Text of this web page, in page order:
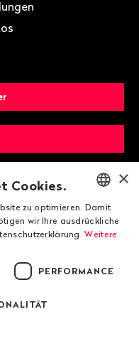
ENGLISH
DEUTSCH
×
Cookies.
zu optimieren. Damit
wir Ihre ausdrückliche
Weitere
PERFORMANCE